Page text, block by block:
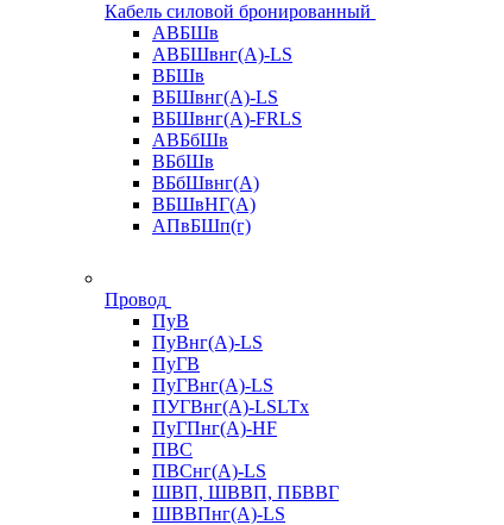
Кабель силовой бронированный
АВБШв
АВБШвнг(А)-LS
ВБШв
ВБШвнг(А)-LS
ВБШвнг(А)-FRLS
АВБбШв
ВБбШв
ВБбШвнг(А)
ВБШвНГ(А)
АПвБШп(г)
Провод
ПуВ
ПуВнг(А)-LS
ПуГВ
ПуГВнг(А)-LS
ПУГВнг(А)-LSLTx
ПуГПнг(А)-HF
ПВС
ПВСнг(А)-LS
ШВП, ШВВП, ПБВВГ
ШВВПнг(А)-LS